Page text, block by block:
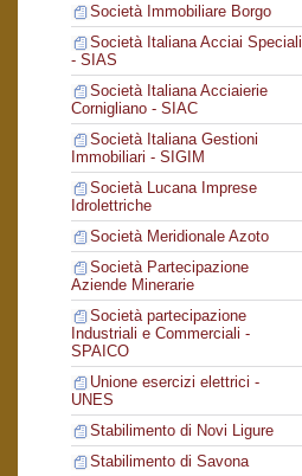
Società Immobiliare Borgo
Società Italiana Acciai Speciali
- SIAS
Società Italiana Acciaierie
Cornigliano - SIAC
Società Italiana Gestioni
Immobiliari - SIGIM
Società Lucana Imprese
Idrolettriche
Società Meridionale Azoto
Società Partecipazione
Aziende Minerarie
Società partecipazione
Industriali e Commerciali -
SPAICO
Unione esercizi elettrici -
UNES
Stabilimento di Novi Ligure
Stabilimento di Savona